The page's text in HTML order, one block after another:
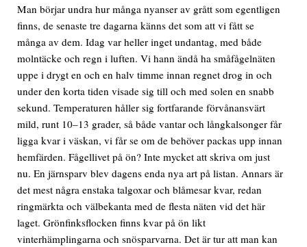
Man börjar undra hur många nyanser av grått som egentligen
finns, de senaste tre dagarna känns det som att vi fått se
många av dem. Idag var heller inget undantag, med både
molntäcke och regn i luften. Vi hann ändå ha småfågelnäten
uppe i drygt en och en halv timme innan regnet drog in och
under den korta tiden visade sig till och med solen en snabb
sekund. Temperaturen håller sig fortfarande förvånansvärt
mild, runt 10–13 grader, så både vantar och långkalsonger får
ligga kvar i väskan, vi får se om de behöver packas upp innan
hemfärden. Fågellivet på ön? Inte mycket att skriva om just
nu. En järnsparv blev dagens enda nya art på listan. Annars är
det mest några enstaka talgoxar och blåmesar kvar, redan
ringmärkta och välbekanta med de flesta näten vid det här
laget. Grönfinksflocken finns kvar på ön likt
vinterhämplingarna och snösparvarna. Det är tur att man kan